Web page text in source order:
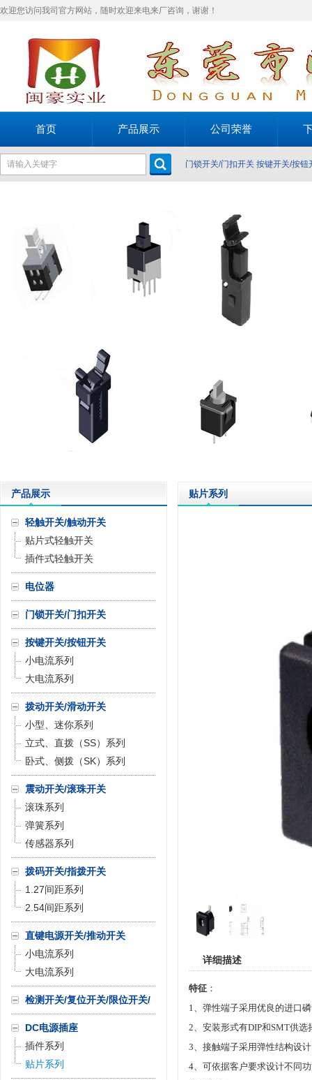
欢迎您访问我司官方网站，随时欢迎来电来厂咨询，谢谢！
首页 产品展示 公司荣誉
门锁开关/门扣开关 按键开关/按钮
关
产品展示
轻触开关/触动开关
贴片式轻触开关
插件式轻触开关
电位器
门锁开关/门扣开关
按键开关/按钮开关
小电流系列
大电流系列
拨动开关/滑动开关
小型、迷你系列
立式、直拨（SS）系列
卧式、侧拨（SK）系列
震动开关/滚珠开关
滚珠系列
弹簧系列
传感器系列
拨码开关/指拨开关
1.27间距系列
2.54间距系列
直键电源开关/推动开关
小电流系列
大电流系列
检测开关/复位开关/限位开关/
微动开关
DC电源插座
插件系列
贴片系列
贴片系列
详细描述
特征 ：
1、弹性端子采用优良的进口
2、安装形式有DIP和SMT供选
3、接触端子采用弹性结构设
4、可依据客户要求设计不同